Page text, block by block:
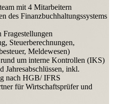
mit 4 Mitarbeitern
des Finanzbuchhaltungssystems
Fragestellungen
Steuerberechnungen,
Meldewesen)
um interne Kontrollen (IKS)
Jahresabschlüssen, inkl.
nach HGB/ IFRS
für Wirtschaftsprüfer und